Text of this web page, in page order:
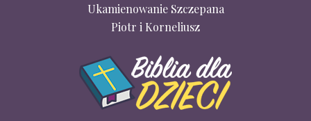
Ukamienowanie Szczepana
Piotr i Korneliusz